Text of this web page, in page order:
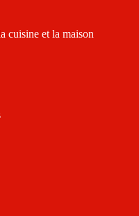
cuisine et la maison